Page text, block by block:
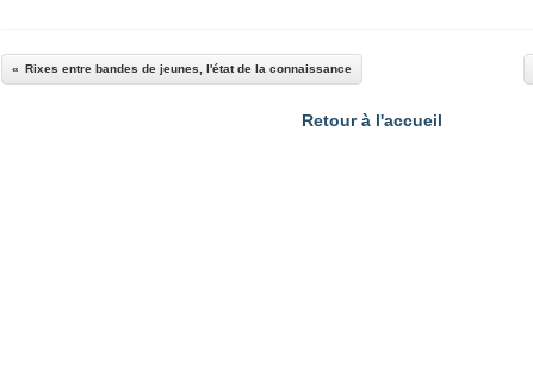
Rixes entre bandes de jeunes, l'état de la connaissance
Retour à l'accueil